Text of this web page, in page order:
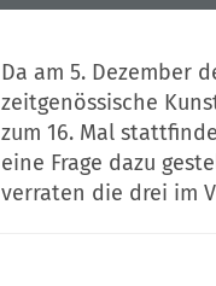
Da am 5. Dezember
zeitgenössische
zum 16. Mal
eine Frage dazu
verraten die drei im